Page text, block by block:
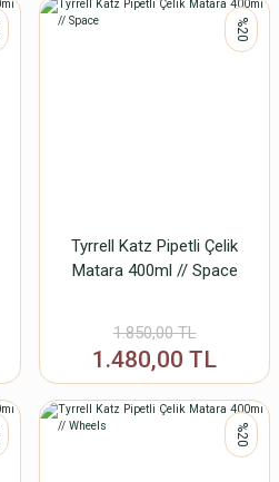
%20
Tyrrell Katz Pipetli Çelik
Matara 400ml // Space
1.850,00 TL
1.480,00 TL
%20